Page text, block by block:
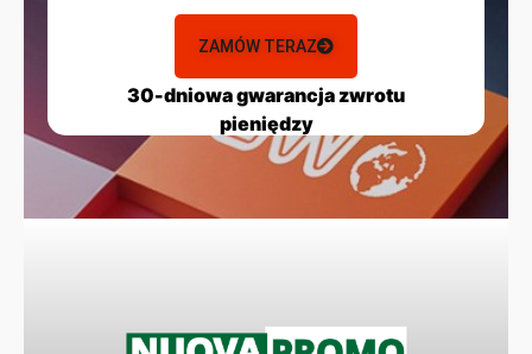
ZAMÓW TERAZ
30-dniowa gwarancja zwrotu
pieniędzy